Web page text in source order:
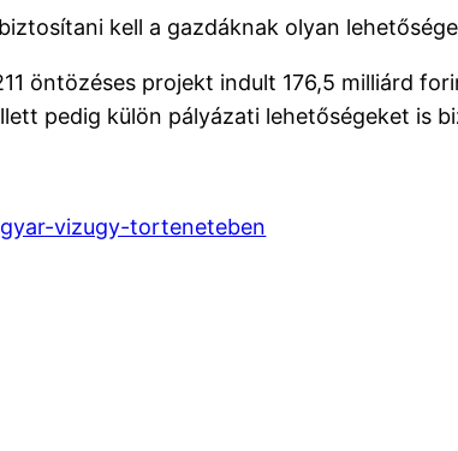
kell a gazdáknak olyan
öntözéses projekt indult 176,5 milliárd
pedig külön pályázati lehetőségeket is
vizugy-torteneteben